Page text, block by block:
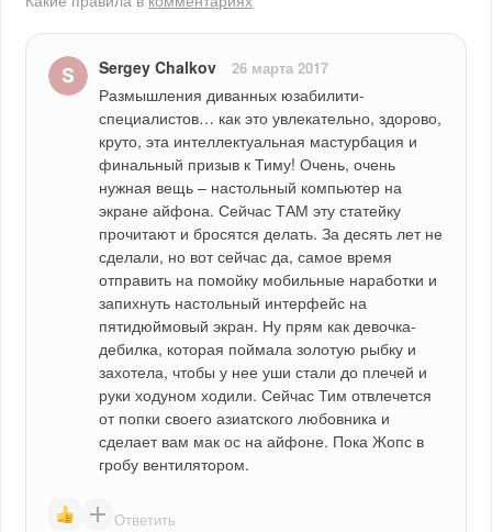
Sergey Chalkov 26 марта 2017
Размышления диванных юзабилити-
специалистов… как это увлекательно, здорово,
круто, эта интеллектуальная мастурбация и
финальный призыв к Тиму! Очень, очень
нужная вещь – настольный компьютер на
экране айфона. Сейчас ТАМ эту статейку
прочитают и бросятся делать. За десять лет не
сделали, но вот сейчас да, самое время
отправить на помойку мобильные наработки и
запихнуть настольный интерфейс на
пятидюймовый экран. Ну прям как девочка-
дебилка, которая поймала золотую рыбку и
захотела, чтобы у нее уши стали до плечей и
руки ходуном ходили. Сейчас Тим отвлечется
от попки своего азиатского любовника и
сделает вам мак ос на айфоне. Пока Жопс в
гробу вентилятором.
Ответить